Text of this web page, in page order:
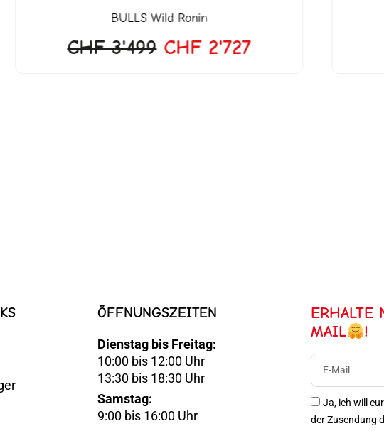
BULLSWild Ronin
CHF3'499 CHF2'727
ÖFFNUNGSZEITEN
Dienstag bis Freitag:
10:00 bis 12:00 Uhr
13:30 bis 18:30 Uhr
Samstag:
9:00 bis 16:00 Uhr
ERHALTE
MAIL
!
Ja, ich will
der Zusendung